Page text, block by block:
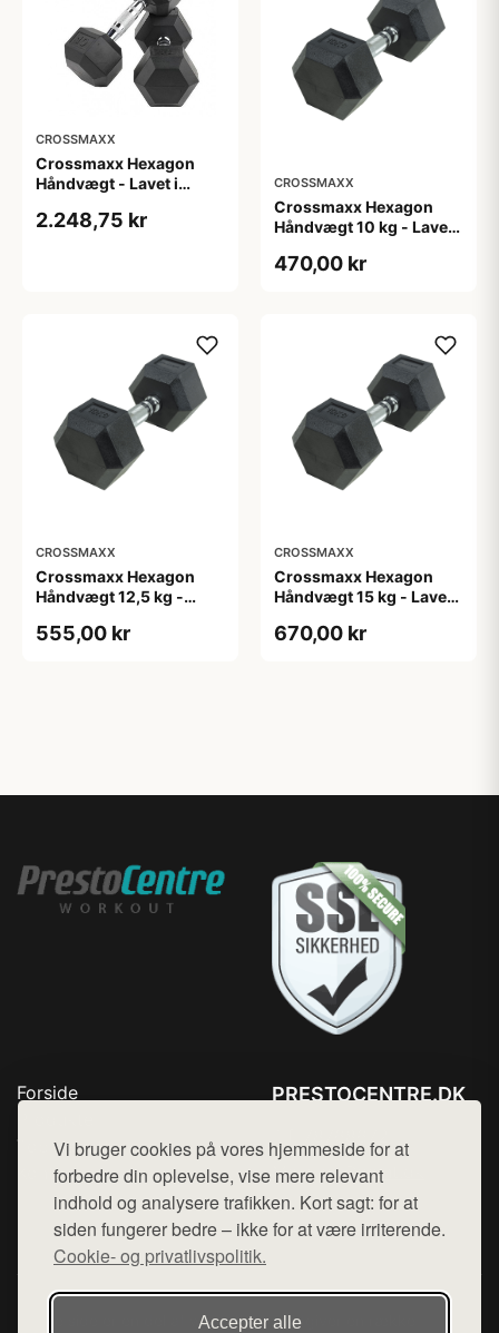
Vi bruger cookies på vores hjemmeside for at
forbedre din oplevelse, vise mere relevant
indhold og analysere trafikken. Kort sagt: for at
siden fungerer bedre – ikke for at være irriterende.
Cookie- og privatlivspolitik.
Accepter alle
CROSSMAXX
Crossmaxx Hexagon
Håndvægt - Lavet i
gummi - Riflet håndtag
2.248,75 kr
CROSSMAXX
Crossmaxx Hexagon
Håndvægt 10 kg - Lavet i
gummi - Riflet håndtag
470,00 kr
CROSSMAXX
Crossmaxx Hexagon
Håndvægt 12,5 kg -
med gummi - Riflet
555,00 kr
CROSSMAXX
Crossmaxx Hexagon
Håndvægt 15 kg - Lavet i
gummi - Riflet håndtag
670,00 kr
Forside
Top Rabatter
Kontakt
PRESTOCENTRE.DK
Mail: hej@want.dk
Cookie- og privatlivspolitik
Denne side er en del af want.dk, der udgiver en række